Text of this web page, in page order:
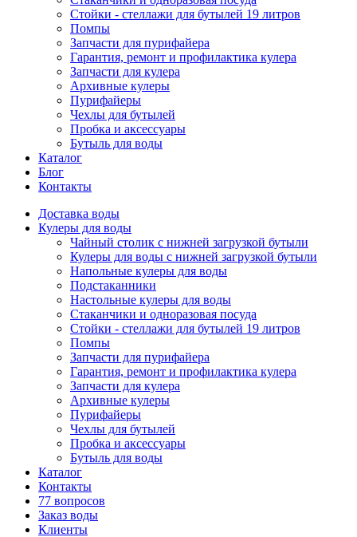
Стойки - стеллажи для бутылей 19 литров
Помпы
Запчасти для пурифайера
Гарантия, ремонт и профилактика кулера
Запчасти для кулера
Архивные кулеры
Пурифайеры
Чехлы для бутылей
Пробка и аксессуары
Бутыль для воды
Каталог
Блог
Контакты
Доставка воды
Кулеры для воды
Чайный столик с нижней загрузкой бутыли
Кулеры для воды с нижней загрузкой бутыли
Напольные кулеры для воды
Подстаканники
Настольные кулеры для воды
Стаканчики и одноразовая посуда
Стойки - стеллажи для бутылей 19 литров
Помпы
Запчасти для пурифайера
Гарантия, ремонт и профилактика кулера
Запчасти для кулера
Архивные кулеры
Пурифайеры
Чехлы для бутылей
Пробка и аксессуары
Бутыль для воды
Каталог
Контакты
77 вопросов
Заказ воды
Клиенты